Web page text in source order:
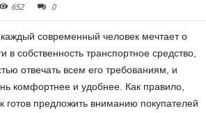
652 0
современный человек мечтает о
в собственность транспортное средство,
отвечать всем его требованиям, и
комфортнее и удобнее. Как правило,
готов предложить вниманию покупателей